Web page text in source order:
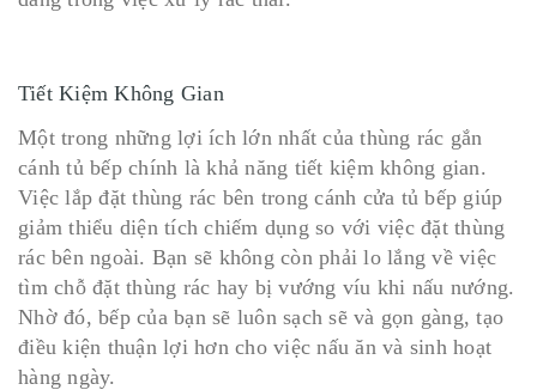
Tiết Kiệm Không Gian
Một trong những lợi ích lớn nhất của thùng rác gắn
cánh tủ bếp chính là khả năng tiết kiệm không gian.
Việc lắp đặt thùng rác bên trong cánh cửa tủ bếp giúp
giảm thiểu diện tích chiếm dụng so với việc đặt thùng
rác bên ngoài. Bạn sẽ không còn phải lo lắng về việc
tìm chỗ đặt thùng rác hay bị vướng víu khi nấu nướng.
Nhờ đó, bếp của bạn sẽ luôn sạch sẽ và gọn gàng, tạo
điều kiện thuận lợi hơn cho việc nấu ăn và sinh hoạt
hàng ngày.